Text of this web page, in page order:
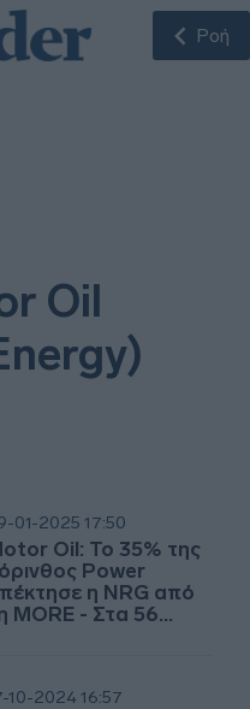
Ροή
Oil
01-2025 17:50
Oil: Το 35% της
Power
η NRG από
MORE - Στα 56
10-2024 16:57